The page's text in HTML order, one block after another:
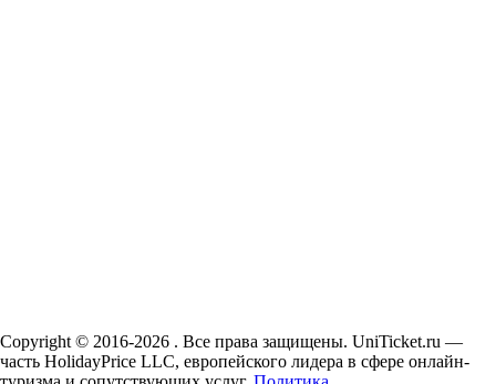
Copyright © 2016-2026 . Все права защищены. UniTicket.ru —
часть HolidayPrice LLC, европейского лидера в сфере онлайн-